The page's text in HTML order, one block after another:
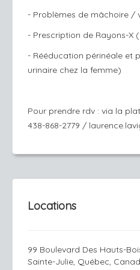
- Problèmes de mâchoire /
- Prescription de Rayons-X
- Rééducation périnéale et
urinaire chez la femme)
Pour prendre rdv : via la
438-868-2779 /
Locations
99 Boulevard Des Hauts-
Sainte-Julie, Québec,